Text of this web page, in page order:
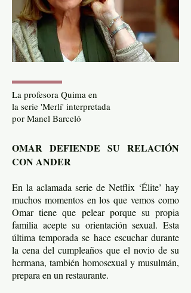
La profesora Quima en
la serie 'Merlí' interpretada
por Manel Barceló
OMAR DEFIENDE SU RELACIÓN
CON ANDER
En la aclamada serie de Netflix ‘Élite’ hay
muchos momentos en los que vemos como
Omar tiene que pelear porque su propia
familia acepte su orientación sexual. Esta
última temporada se hace escuchar durante
la cena del cumpleaños que el novio de su
hermana, también homosexual y musulmán,
prepara en un restaurante.